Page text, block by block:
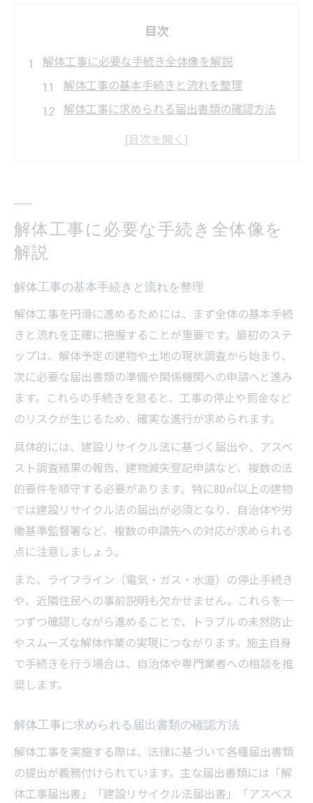
目次
解体工事に必要な手続き全体像を解説
解体工事の基本手続きと流れを整理
解体工事に求められる届出書類の確認方法
建設リサイクル法と解体工事の関連性とは
解体工事届出不要となる主な条件とは
不要な解体工事届出と罰則リスクの違い
建物解体で市役所へ申請する流れと注意点
建物解体における市役所申請の手順解説
解体工事で市役所に提出する必要書類一覧
解体工事届出書の様式と作成時の注意点
建物解体の市役所申請前に準備すべき事項
解体工事の市役所への届出先の確認ポイン
ト
解体工事を進める上での労基署への提出書類
労働基準監督署へ提出する解体工事書類と
は
解体工事で必要な労基署届出の流れを解説
安全配慮義務に基づく解体工事の書類整備
労基署提出時に確認すべき解体工事の注意
点
解体工事手続きの労基署対応をスムーズに
手続き漏れを防ぐためのポイントまとめ
解体工事手続きの抜け漏れを防ぐために
解体工事の工程ごとに必要な手続きを確認
解体工事で多い手続き漏れ事例と対策法
提出期限管理で解体工事のリスクを軽減
解体工事に必要な手続き全体像を
解説
解体工事の基本手続きと流れを整理
解体工事を円滑に進めるためには、まず全体の基本手続
きと流れを正確に把握することが重要です。最初のステ
ップは、解体予定の建物や土地の現状調査から始まり、
次に必要な届出書類の準備や関係機関への申請へと進み
ます。これらの手続きを怠ると、工事の停止や罰金など
のリスクが生じるため、確実な進行が求められます。
具体的には、建設リサイクル法に基づく届出や、アスベ
スト調査結果の報告、建物滅失登記申請など、複数の法
的要件を順守する必要があります。特に80㎡以上の建物
では建設リサイクル法の届出が必須となり、自治体や労
働基準監督署など、複数の申請先への対応が求められる
点に注意しましょう。
また、ライフライン（電気・ガス・水道）の停止手続き
や、近隣住民への事前説明も欠かせません。これらを一
つずつ確認しながら進めることで、トラブルの未然防止
やスムーズな解体作業の実現につながります。施主自身
で手続きを行う場合は、自治体や専門業者への相談を推
奨します。
解体工事に求められる届出書類の確認方法
解体工事を実施する際は、法律に基づいて各種届出書類
の提出が義務付けられています。主な届出書類には「解
体工事届出書」「建設リサイクル法届出書」「アスベス